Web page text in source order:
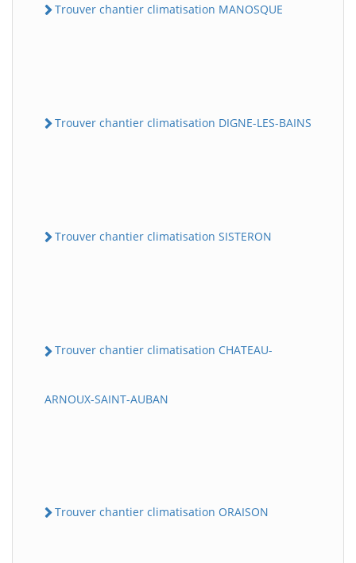
Trouver chantier climatisation MANOSQUE
Trouver chantier climatisation DIGNE-LES-BAINS
Trouver chantier climatisation SISTERON
Trouver chantier climatisation CHATEAU-
ARNOUX-SAINT-AUBAN
Trouver chantier climatisation ORAISON